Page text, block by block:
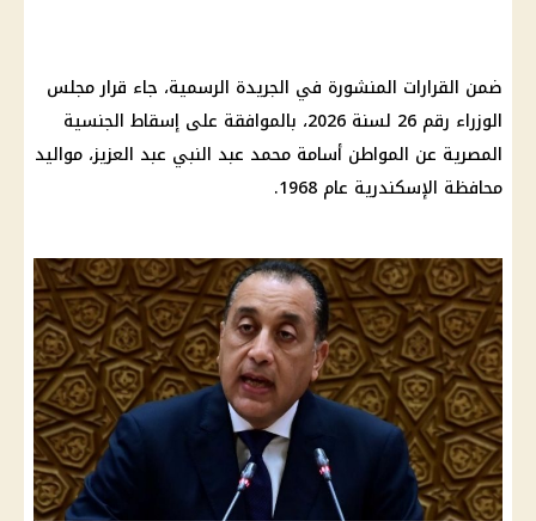
ضمن القرارات المنشورة في الجريدة الرسمية، جاء قرارمجلس
الوزراء رقم 26 لسنة 2026، بالموافقة على إسقاط
الجنسية
المصرية عن المواطن أسامة محمد عبد النبي عبد العزيز، مواليد
محافظة الإسكندرية عام 1968.